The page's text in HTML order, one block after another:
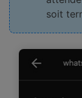
soit